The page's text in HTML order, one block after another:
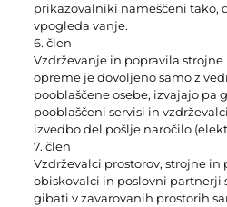
prikazovalniki nameščeni tako,
vpogleda vanje.
6. člen
Vzdrževanje in popravila
opreme je dovoljeno samo z
pooblaščene osebe, izvajajo pa
pooblaščeni servisi in
izvedbo del pošlje naročilo
7. člen
Vzdrževalci prostorov, strojne in
obiskovalci in poslovni partnerji
gibati v zavarovanih prostorih